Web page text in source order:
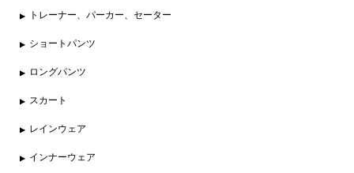
トレーナー、パーカー、セーター
ショートパンツ
ロングパンツ
スカート
レインウェア
インナーウェア